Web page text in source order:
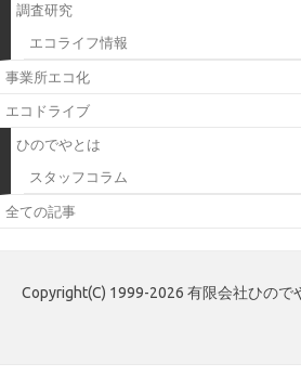
調査研究
エコライフ情報
事業所エコ化
エコドライブ
ひのでやとは
スタッフコラム
全ての記事
Copyright(C) 1999-2026 有限会社ひので